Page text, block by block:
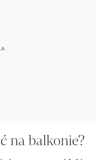
na balkonie?